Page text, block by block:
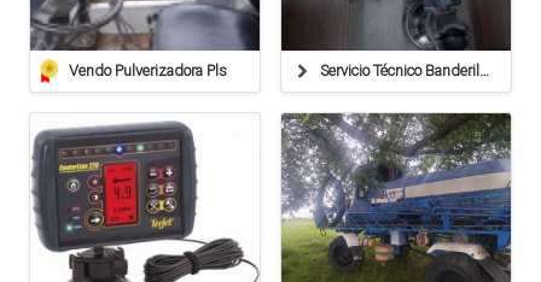
Vendo Pulverizadora Pls Servicio Técnico Banderillero Satelital Raven Cruizer I